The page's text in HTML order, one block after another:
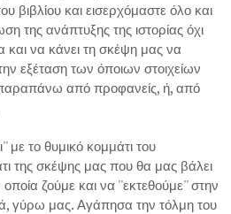
βιβλίου και εισερχόμαστε όλο και
της ανάπτυξης της ιστορίας όχι
και να κάνει τη σκέψη μας να
εξέταση των όποιων στοιχείων
παραπάνω από προφανείς, ή, από
το θυμικό κομμάτι του
της σκέψης μας που θα μας βάλει
ζούμε και να ''εκτεθούμε'' στην
γύρω μας. Αγάπησα την τόλμη του